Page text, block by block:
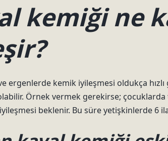
kemiği ne
ergenlerde kemik iyileşmesi oldukça
Örnek vermek gerekirse; çocuklarda
beklenir. Bu süre yetişkinlerde 6